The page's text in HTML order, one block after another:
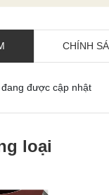
CHÍNH
được cập nhật
loại